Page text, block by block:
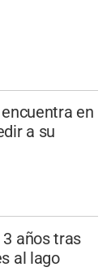
en
a su
años tras
al lago